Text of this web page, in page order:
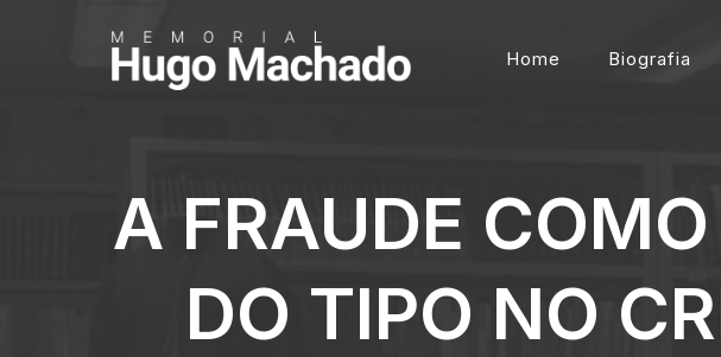
Home Biografia
A FRAUDE
DO TIPO NO